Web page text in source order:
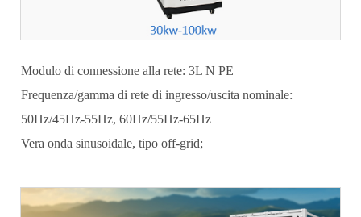
Modulo di connessione alla rete: 3L N PE
Frequenza/gamma di rete di ingresso/uscita nominale:
50Hz/45Hz-55Hz, 60Hz/55Hz-65Hz
Vera onda sinusoidale, tipo off-grid;